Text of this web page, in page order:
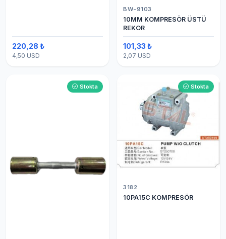
220,28 ₺
4,50 USD
BW-9103
10MM KOMPRESÖR ÜSTÜ
REKOR
101,33 ₺
2,07 USD
Stokta Stokta
3182
10PA15C KOMPRESÖR